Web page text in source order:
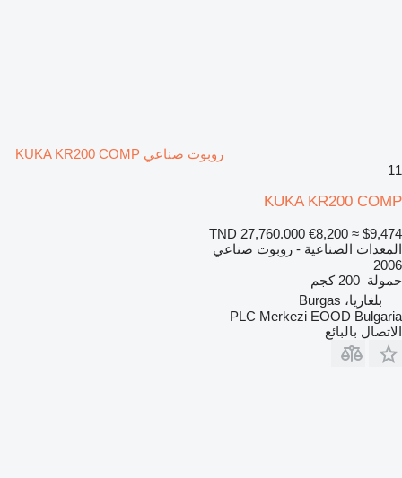
روبوت صناعي KUKA KR200 COMP
11
KUKA KR200 COMP
TND 27,760.000 €8,200 ≈ $9,474
المعدات الصناعية - روبوت صناعي
2006
حمولة 200 كجم
بلغاريا، Burgas
PLC Merkezi EOOD Bulgaria
الاتصال بالبائع